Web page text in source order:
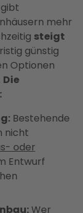
mehr
steigt
günstig
Optionen
Die
Bestehende
nicht
oder
Entwurf
Wer